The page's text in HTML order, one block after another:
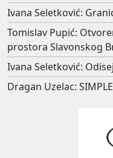
Ivana Seletković:
Tomislav Pupić:
prostora Slavonskog
Ivana Seletković:
Dragan Uzelac: